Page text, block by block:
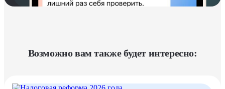
Возможно вам также будет интересно: